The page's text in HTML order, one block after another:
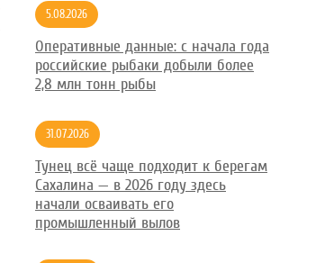
5.08.2026
Оперативные данные: с начала года
российские рыбаки добыли более
2,8 млн тонн рыбы
31.07.2026
Тунец всё чаще подходит к берегам
Сахалина — в 2026 году здесь
начали осваивать его
промышленный вылов